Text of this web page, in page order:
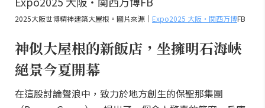
2025大阪世博精神建築大屋根。圖片來源｜ Expo2025 大阪・関西万博FB
神似大屋根的新飯店，坐擁明石海峽
絕景今夏開幕
在這股討論聲浪中，致力於地方創生的保聖那集團